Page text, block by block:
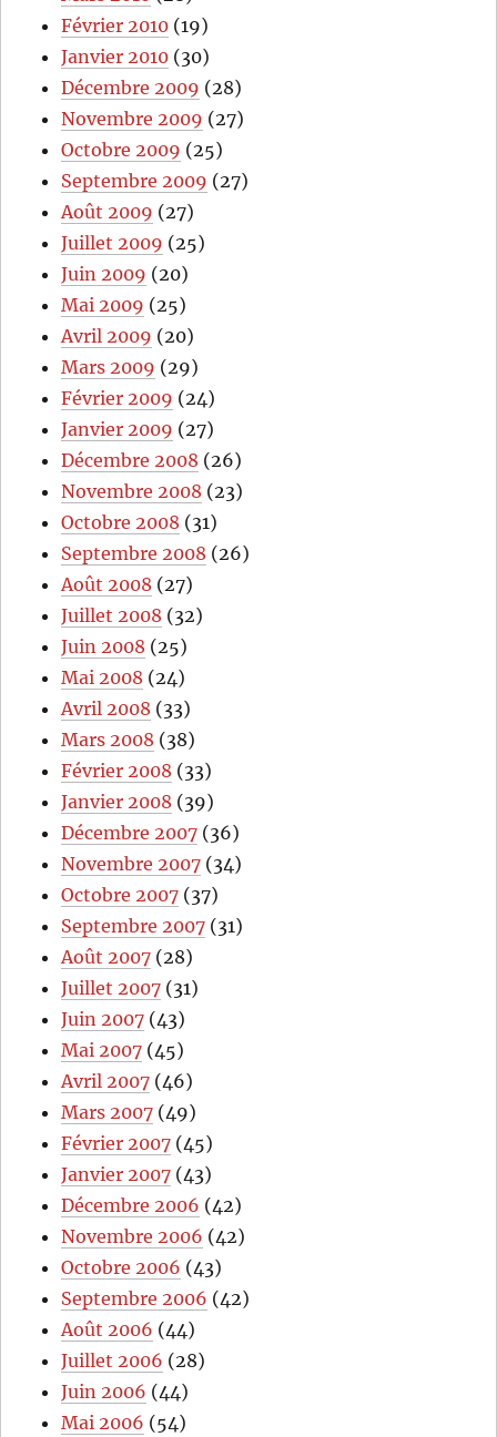
Février 2010 (19)
Janvier 2010 (30)
Décembre 2009 (28)
Novembre 2009 (27)
Octobre 2009 (25)
Septembre 2009 (27)
Août 2009 (27)
Juillet 2009 (25)
Juin 2009 (20)
Mai 2009 (25)
Avril 2009 (20)
Mars 2009 (29)
Février 2009 (24)
Janvier 2009 (27)
Décembre 2008 (26)
Novembre 2008 (23)
Octobre 2008 (31)
Septembre 2008 (26)
Août 2008 (27)
Juillet 2008 (32)
Juin 2008 (25)
Mai 2008 (24)
Avril 2008 (33)
Mars 2008 (38)
Février 2008 (33)
Janvier 2008 (39)
Décembre 2007 (36)
Novembre 2007 (34)
Octobre 2007 (37)
Septembre 2007 (31)
Août 2007 (28)
Juillet 2007 (31)
Juin 2007 (43)
Mai 2007 (45)
Avril 2007 (46)
Mars 2007 (49)
Février 2007 (45)
Janvier 2007 (43)
Décembre 2006 (42)
Novembre 2006 (42)
Octobre 2006 (43)
Septembre 2006 (42)
Août 2006 (44)
Juillet 2006 (28)
Juin 2006 (44)
Mai 2006 (54)